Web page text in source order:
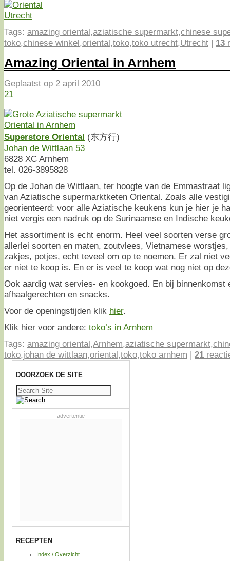
Tags: amazing oriental,aziatische supermarkt,chinese
toko,chinese winkel,oriental,toko,toko utrecht,Utrecht | 13
Amazing Oriental in Arnhem
Geplaatst op 2 april 2010
21
Superstore Oriental (东方行)
Johan de Wittlaan 53
6828 XC Arnhem
tel. 026-3895828
Op de Johan de Wittlaan, ter hoogte van de Emmastraat
van Aziatische supermarktketen Oriental. Zoals alle
georienteerd: voor alle Aziatische keukens kun je hier je
niet vergis een nadruk op de Surinaamse en Indische
Het assortiment is echt enorm. Heel veel soorten verse
allerlei soorten en maten, zoutvlees, Vietnamese
zakjes, potjes, echt teveel om op te noemen. Er zal niet
er niet te koop is. En er is veel te koop wat nog niet op
Ook aardig wat servies- en kookgoed. En bij binnenkomst
afhaalgerechten en snacks.
Voor de openingstijden klik hier.
Klik hier voor andere: toko’s in Arnhem
Tags: amazing oriental,Arnhem,aziatische supermarkt,
toko,johan de wittlaan,oriental,toko,toko arnhem | 21
DOORZOEK DE SITE
Zoeken
naar:
- advertentie -
RECEPTEN
Index / Overzicht